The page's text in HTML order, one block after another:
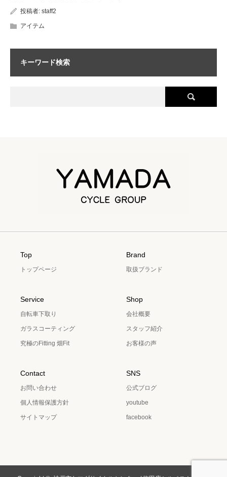
投稿者: staff2
アイテム
キーワード検索
Top
トップページ
Brand
取扱ブランド
Service
自転車下取り
ガラスコーティング
究極のFitting 畑Fit
Shop
会社概要
スタッフ紹介
お客様の声
Contact
お問い合わせ
個人情報保護方針
サイトマップ
SNS
公式ブログ
youtube
facebook